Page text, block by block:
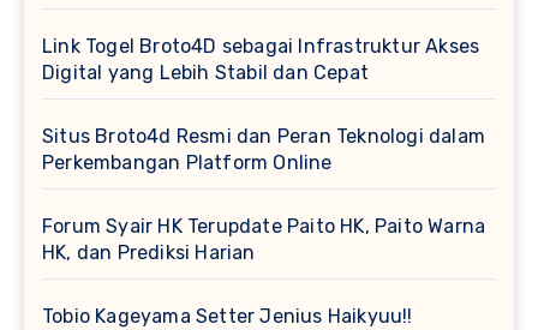
Link Togel Broto4D sebagai Infrastruktur Akses
Digital yang Lebih Stabil dan Cepat
Situs Broto4d Resmi dan Peran Teknologi dalam
Perkembangan Platform Online
Forum Syair HK Terupdate Paito HK, Paito Warna
HK, dan Prediksi Harian
Tobio Kageyama Setter Jenius Haikyuu!!